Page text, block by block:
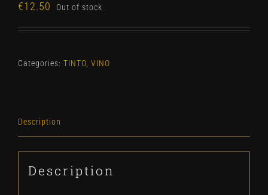
€12.50 Out of stock
Categories: TINTO VINO
Description
Description